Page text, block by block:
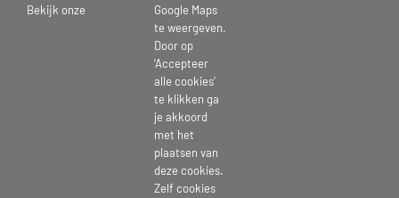
Deel dit bericht kies je platform >
RedditLinkedIn
Bekijk onze
Google Maps
te weergeven.
Door op
‘Accepteer
alle cookies’
te klikken ga
je akkoord
met het
plaatsen van
deze cookies.
Zelf cookies